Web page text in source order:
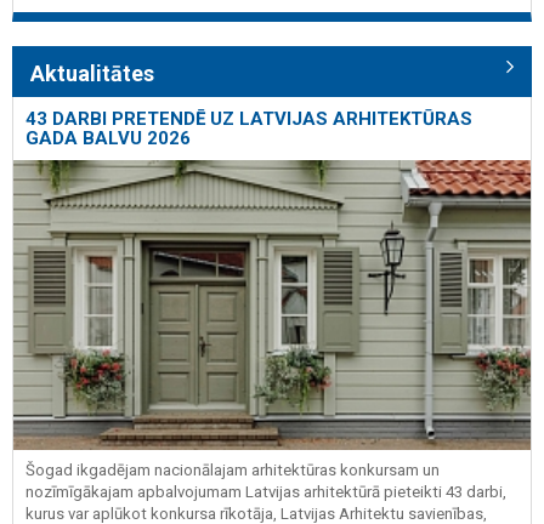
Aktualitātes
43 DARBI PRETENDĒ UZ LATVIJAS ARHITEKTŪRAS
GADA BALVU 2026
Šogad ikgadējam nacionālajam arhitektūras konkursam un
nozīmīgākajam apbalvojumam Latvijas arhitektūrā pieteikti 43 darbi,
kurus var aplūkot konkursa rīkotāja, Latvijas Arhitektu savienības,